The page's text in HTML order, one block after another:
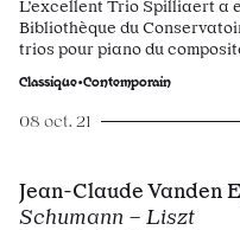
L’excellent Trio Spilliaert a
Bibliothèque du
trios pour piano du
Classique•Contemporain
08 oct. 21
Jean-Claude Vanden
Schumann – Liszt